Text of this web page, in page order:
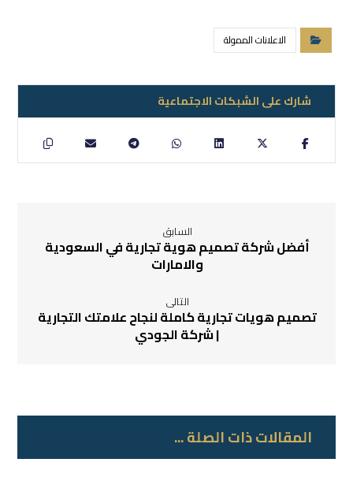
الاعلانات الممولة
السابق
أفضل شركة تصميم هوية تجارية في السعودية
والامارات
التالى
تصميم هويات تجارية كاملة لنجاح علامتك التجارية
| شركة الجودي
المقالات ذات الصلة ...